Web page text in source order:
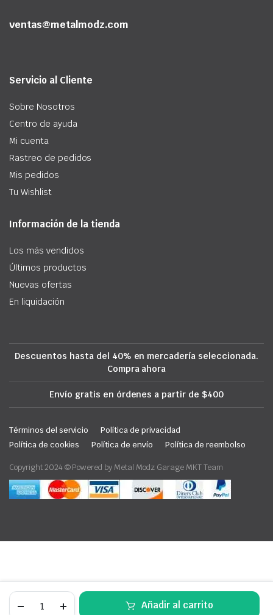
Delantera
Añadir al carrito
ventas@metalmodz.com
Servicio al Cliente
Sobre Nosotros
Centro de ayuda
Mi cuenta
Rastreo de pedidos
Mis pedidos
Tu Wishlist
Información de la tienda
Los más vendidos
Últimos productos
Nuevas ofertas
En liquidación
Descuentos hasta del 40% en mercadería seleccionada.
Compra ahora
Envío gratis en órdenes a partir de $400
Términos del servicio
Política de privacidad
Política de cookies
Política de envío Política de reembolso
Copyright 2024 © Powered by Metal Modz Garage MKT Team